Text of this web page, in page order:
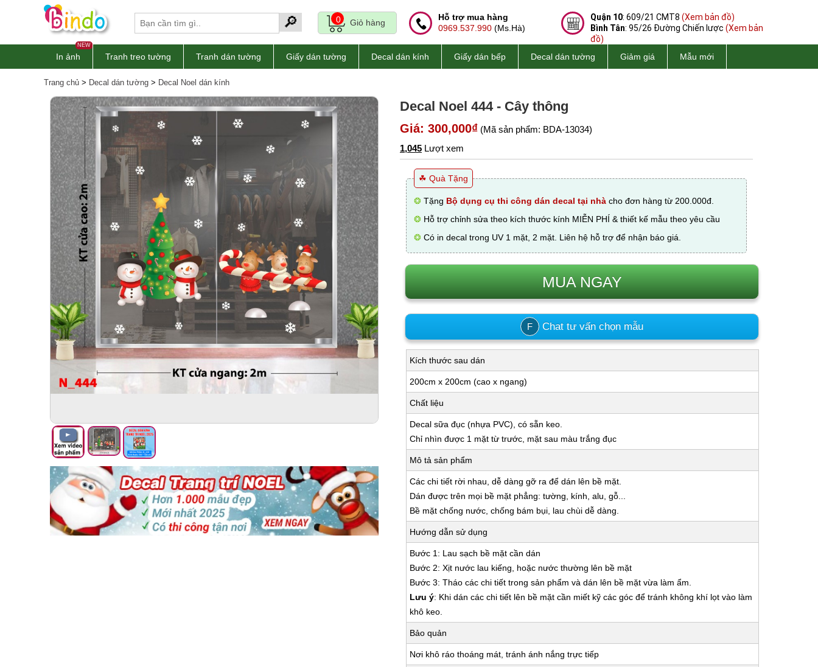
🔎 0 Giỏ hàng
Hỗ trợ mua hàng
0969.537.990 (Ms.Hà)
Quận 10: 609/21 CMT8 (Xem bản đồ)
Bình Tân: 95/26 Đường Chiến lược (Xem bản
đồ)
NEW
In ảnh Tranh treo tường Tranh dán tường Giấy dán tường Decal dán kính Giấy dán bếp Decal dán tường Giảm giá Mẫu mới
Trang chủ > Decal dán tường > Decal Noel dán kính
Decal Noel 444 - Cây thông
Giá: 300,000₫ (Mã sản phẩm: BDA-13034)
1,045 Lượt xem
☘ Quà Tặng
❂ Tặng Bộ dụng cụ thi công dán decal tại nhà cho đơn hàng từ 200.000đ.
❂ Hỗ trợ chỉnh sửa theo kích thước kính MIỄN PHÍ & thiết kế mẫu theo yêu cầu
❂ Có in decal trong UV 1 mặt, 2 mặt. Liên hệ hỗ trợ để nhận báo giá.
MUA NGAY
F Chat tư vấn chọn mẫu
Kích thước sau dán
200cm x 200cm (cao x ngang)
Chất liệu
Decal sữa đục (nhựa PVC), có sẵn keo.
Chỉ nhìn được 1 mặt từ trước, mặt sau màu trắng đục
Mô tả sản phẩm
Các chi tiết rời nhau, dễ dàng gỡ ra để dán lên bề mặt.
Dán được trên mọi bề mặt phẳng: tường, kính, alu, gỗ...
Bề mặt chống nước, chống bám bụi, lau chùi dễ dàng.
Hướng dẫn sử dụng
Bước 1: Lau sạch bề mặt cần dán
Bước 2: Xịt nước lau kiếng, hoặc nước thường lên bề mặt
Bước 3: Tháo các chi tiết trong sản phẩm và dán lên bề mặt vừa làm ẩm.
Lưu ý: Khi dán các chi tiết lên bề mặt cần miết kỹ các góc để tránh không khí lọt vào làm
khô keo.
Bảo quản
Nơi khô ráo thoáng mát, tránh ánh nắng trực tiếp